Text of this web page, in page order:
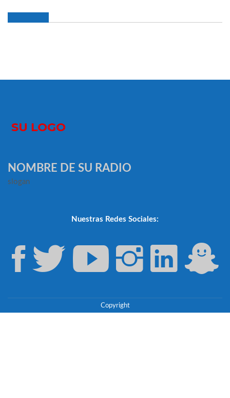
NOMBRE DE SU RADIO
slogan
Nuestras Redes Sociales:
Copyright